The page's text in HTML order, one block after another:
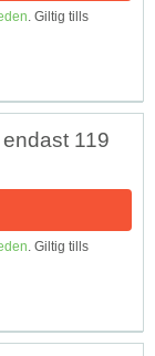
. Giltig tills
119
. Giltig tills